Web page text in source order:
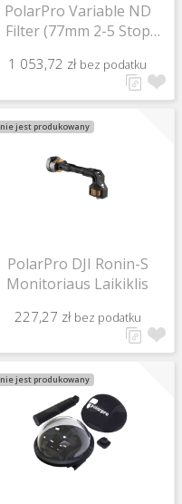
PolarPro Variable ND
Filter (77mm 2-5 Stop
Edition
1 053,72 zł bez podatku
nie jest produkowany
PolarPro DJI Ronin-S
Monitoriaus Laikiklis
227,27 zł bez podatku
nie jest produkowany